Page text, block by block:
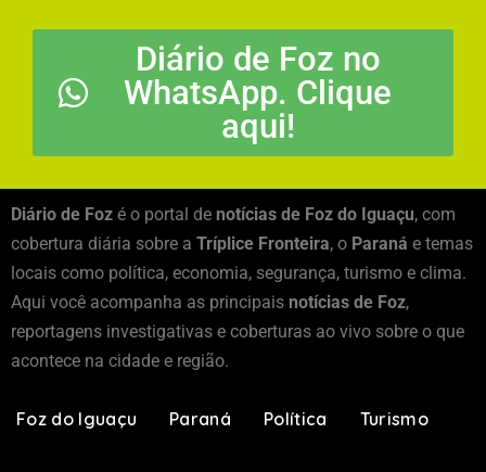
Diário de Foz no
WhatsApp. Clique
aqui!
Diário de Foz é o portal de notícias de Foz do Iguaçu, com
cobertura diária sobre a Tríplice Fronteira, o Paraná e temas
locais como política, economia, segurança, turismo e clima.
Aqui você acompanha as principais notícias de Foz,
reportagens investigativas e coberturas ao vivo sobre o que
acontece na cidade e região.
Foz do Iguaçu Paraná Política Turismo